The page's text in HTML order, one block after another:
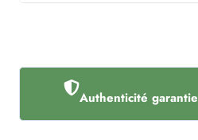
Authenticité garantie